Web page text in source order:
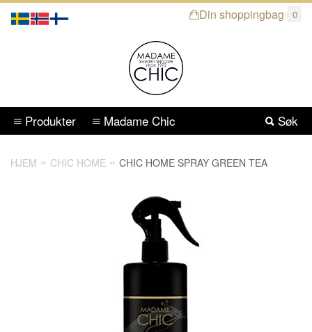
Din shoppingbag 0
Søk
Produkter Madame Chic
HJEM CHIC HOME CHIC HOME SPRAY GREEN TEA